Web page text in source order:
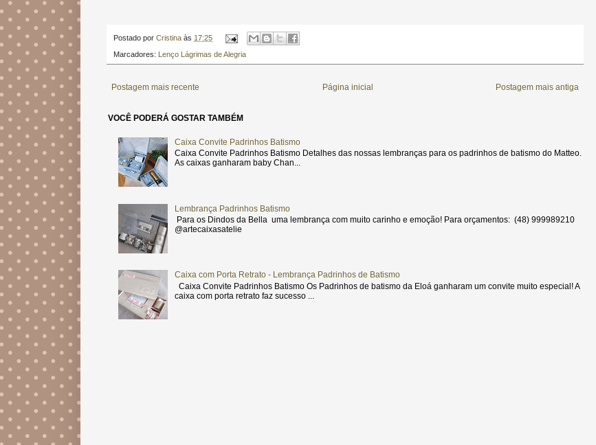
Postado por Cristina às 17:25
Marcadores: Lenço Lágrimas de Alegria
Postagem mais recente Postagem mais antiga
Página inicial
VOCÊ PODERÁ GOSTAR TAMBÉM
Caixa Convite Padrinhos Batismo
Caixa Convite Padrinhos Batismo Detalhes das nossas lembranças para os padrinhos de batismo do Matteo.
As caixas ganharam baby Chan...
Lembrança Padrinhos Batismo
Para os Dindos da Bella uma lembrança com muito carinho e emoção! Para orçamentos: (48) 999989210
@artecaixasatelie
Caixa com Porta Retrato - Lembrança Padrinhos de Batismo
Caixa Convite Padrinhos Batismo Os Padrinhos de batismo da Eloá ganharam um convite muito especial! A
caixa com porta retrato faz sucesso ...